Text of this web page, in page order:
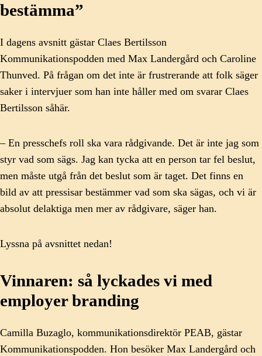
bestämma”
I dagens avsnitt gästar Claes Bertilsson
Kommunikationspodden med Max Landergård och Caroline
Thunved. På frågan om det inte är frustrerande att folk säger
saker i intervjuer som han inte håller med om svarar Claes
Bertilsson såhär.
– En presschefs roll ska vara rådgivande. Det är inte jag som
styr vad som sägs. Jag kan tycka att en person tar fel beslut,
men måste utgå från det beslut som är taget. Det finns en
bild av att pressisar bestämmer vad som ska sägas, och vi är
absolut delaktiga men mer av rådgivare, säger han.
Lyssna på avsnittet nedan!
Vinnaren: så lyckades vi med
employer branding
Camilla Buzaglo, kommunikationsdirektör PEAB, gästar
Kommunikationspodden. Hon besöker Max Landergård och